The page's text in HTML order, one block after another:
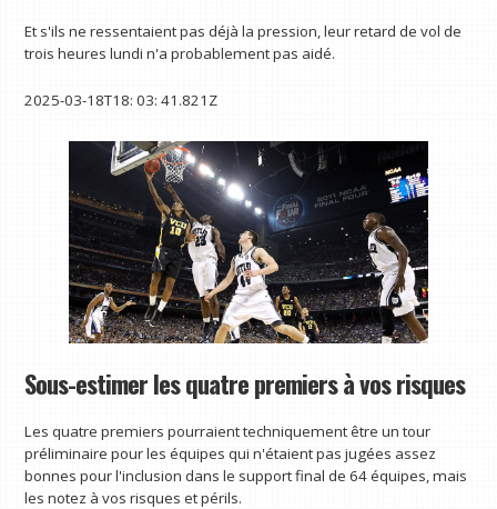
Et s'ils ne ressentaient pas déjà la pression, leur retard de vol de
trois heures lundi n'a probablement pas aidé.
2025-03-18T18: 03: 41.821Z
Sous-estimer les quatre premiers à vos risques
Les quatre premiers pourraient techniquement être un tour
préliminaire pour les équipes qui n'étaient pas jugées assez
bonnes pour l'inclusion dans le support final de 64 équipes, mais
les notez à vos risques et périls.